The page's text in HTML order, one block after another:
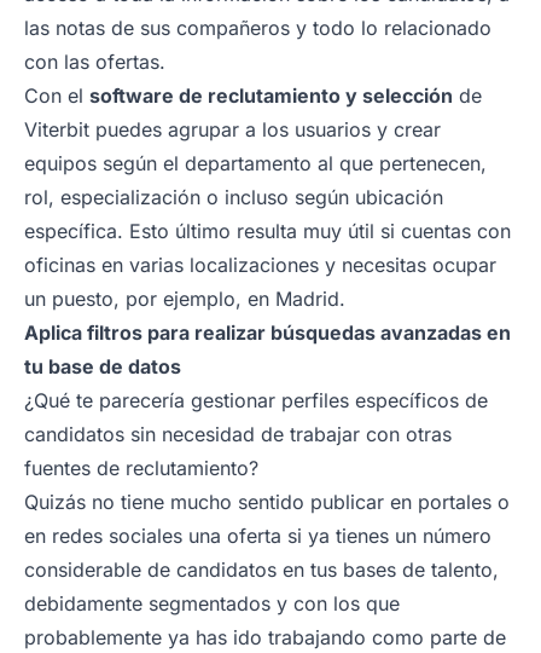
las notas de sus compañeros y todo lo relacionado
con las ofertas.
Con el software de reclutamiento y selección de
Viterbit puedes agrupar a los usuarios y crear
equipos según el departamento al que pertenecen,
rol, especialización o incluso según ubicación
específica. Esto último resulta muy útil si cuentas con
oficinas en varias localizaciones y necesitas ocupar
un puesto, por ejemplo, en Madrid.
Aplica filtros para realizar búsquedas avanzadas en
tu base de datos
¿Qué te parecería gestionar perfiles específicos de
candidatos sin necesidad de trabajar con otras
fuentes de reclutamiento?
Quizás no tiene mucho sentido publicar en portales o
en redes sociales una oferta si ya tienes un número
considerable de candidatos en tus bases de talento,
debidamente segmentados y con los que
probablemente ya has ido trabajando como parte de